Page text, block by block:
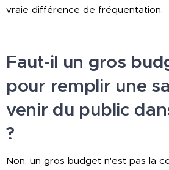
vraie différence de fréquentation.
Faut-il un gros
pour remplir une
venir du public
?
Non, un gros budget n'est pas la